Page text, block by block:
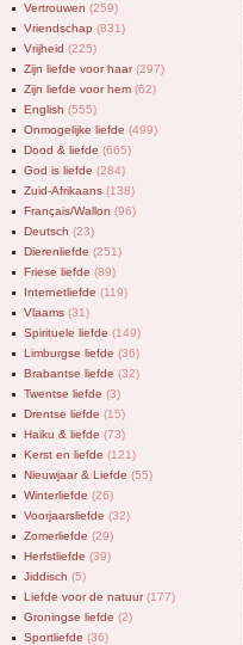
Vertrouwen (259)
Vriendschap (831)
Vrijheid (225)
Zijn liefde voor haar(297)
Zijn liefde voor hem (62)
English (555)
Onmogelijke liefde (499)
Dood & liefde (665)
God is liefde (284)
Zuid-Afrikaans (138)
Français/Wallon (96)
Deutsch (23)
Dierenliefde (251)
Friese liefde (89)
Internetliefde (119)
Vlaams (31)
Spirituele liefde (149)
Limburgse liefde (36)
Brabantse liefde (32)
Twentse liefde (3)
Drentse liefde (15)
Haiku & liefde (73)
Kerst en liefde (121)
Nieuwjaar & Liefde (55)
Winterliefde (26)
Voorjaarsliefde (32)
Zomerliefde (29)
Herfstliefde (39)
Jiddisch (5)
Liefde voor de natuur(177)
Groningse liefde (2)
Sportliefde (36)